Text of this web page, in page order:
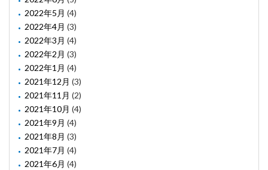
2022年5月 (4)
2022年4月 (3)
2022年3月 (4)
2022年2月 (3)
2022年1月 (4)
2021年12月 (3)
2021年11月 (2)
2021年10月 (4)
2021年9月 (4)
2021年8月 (3)
2021年7月 (4)
2021年6月 (4)